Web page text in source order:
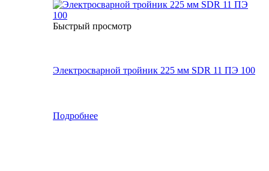
Быстрый просмотр
Электросварной тройник 225 мм SDR 11 ПЭ 100
Подробнее